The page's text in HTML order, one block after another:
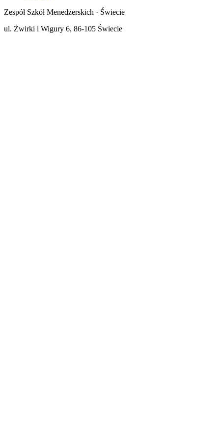
Zespół Szkół Menedżerskich · Świecie
ul. Żwirki i Wigury 6, 86-105 Świecie